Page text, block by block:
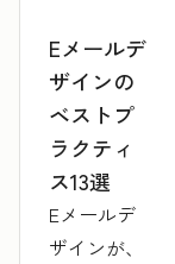
Eメールデ
ザインの
ベストプ
ラクティ
ス13選
Eメールデ
ザインが、